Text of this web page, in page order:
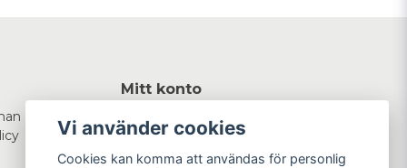
Mitt konto
Logga in
Registrera dig
Glömt lösenord?
Vi använder cookies
Cookies kan komma att användas för personlig